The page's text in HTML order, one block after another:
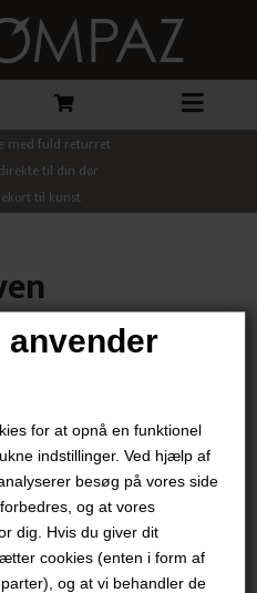
anvender
for at opnå en funktionel
indstillinger. Ved hjælp af
besøg på vores side
og at vores
dig. Hvis du giver dit
cookies (enten i form af
og at vi behandler de
med fuld returret
til din dør
til kunst